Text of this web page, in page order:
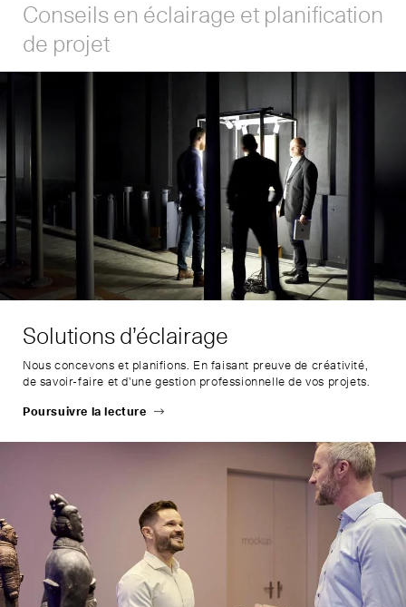
Conseils en éclairage et planification
de projet
Solutions d’éclairage
Nous concevons et planifions. En faisant preuve de créativité,
de savoir-faire et d'une gestion professionnelle de vos projets.
Poursuivre la lecture